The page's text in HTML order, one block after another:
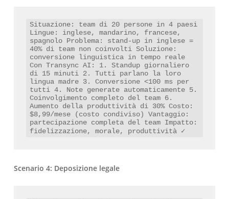
Situazione: team di 20 persone in 4 paesi
Lingue: inglese, mandarino, francese,
spagnolo Problema: stand-up in inglese =
40% di team non coinvolti Soluzione:
conversione linguistica in tempo reale
Con Transync AI: 1. Standup giornaliero
di 15 minuti 2. Tutti parlano la loro
lingua madre 3. Conversione <100 ms per
tutti 4. Note generate automaticamente 5.
Coinvolgimento completo del team 6.
Aumento della produttività di 30% Costo:
$8,99/mese (costo condiviso) Vantaggio:
partecipazione completa del team Impatto:
fidelizzazione, morale, produttività ✓
Scenario 4: Deposizione legale